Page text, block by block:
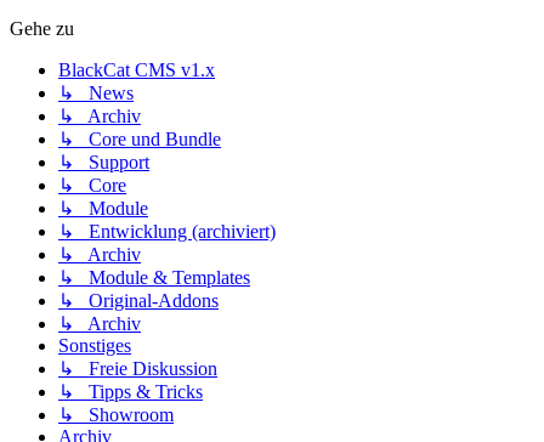
Gehe zu
BlackCat CMS v1.x
↳ News
↳ Archiv
↳ Core und Bundle
↳ Support
↳ Core
↳ Module
↳ Entwicklung (archiviert)
↳ Archiv
↳ Module & Templates
↳ Original-Addons
↳ Archiv
Sonstiges
↳ Freie Diskussion
↳ Tipps & Tricks
↳ Showroom
Archiv